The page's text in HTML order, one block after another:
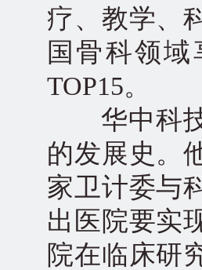
疗、教学、
国骨科领
TOP15。
华中科技
的发展史。
家卫计委与
出医院要实
院在临床研